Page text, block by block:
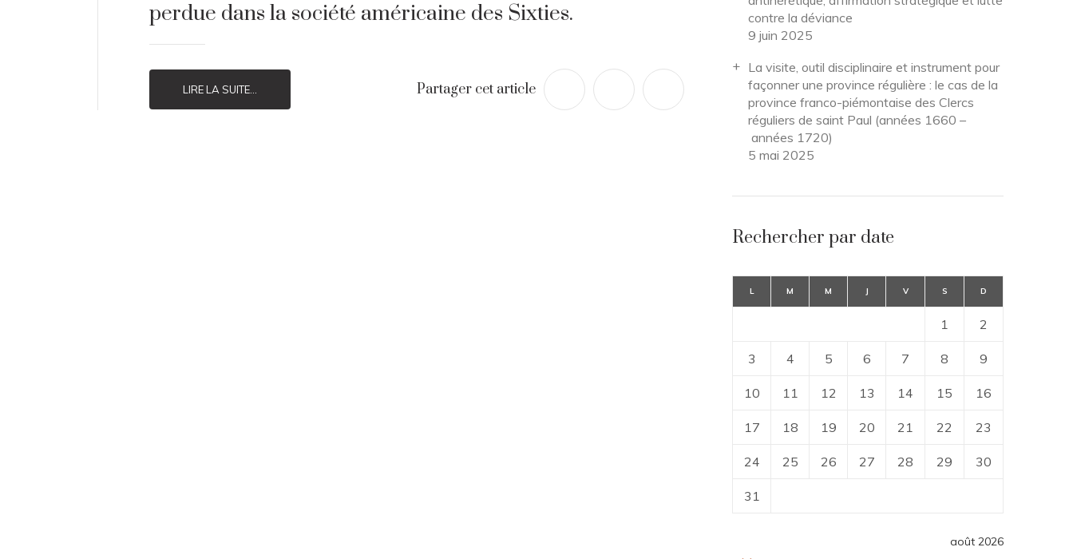
perdue dans la société américaine des Sixties.
LIRE LA SUITE... Partager cet article
contre la déviance
9 juin 2025
La visite, outil disciplinaire et instrument pour
façonner une province régulière : le cas de la
province franco-piémontaise des Clercs
réguliers de saint Paul (années 1660 –
années 1720)
5 mai 2025
Rechercher par date
août 2026
L M M J V S D
1 2
3 4 5 6 7 8 9
10 11 12 13 14 15 16
17 18 19 20 21 22 23
24 25 26 27 28 29 30
31